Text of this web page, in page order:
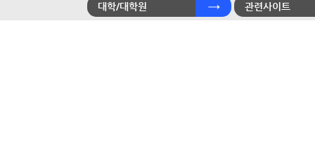
대학/대학원 관련사이트